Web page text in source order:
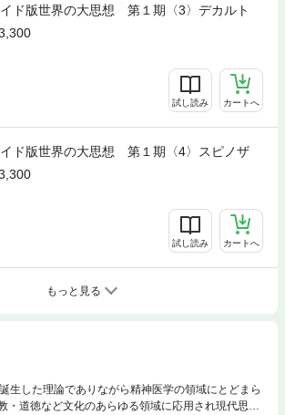
ド版世界の大思想 第１期〈3〉デカルト
試し読み カートへ
ド版世界の大思想 第１期〈4〉スピノザ
試し読み カートへ
もっと見る
生した理論でありながら精神医学の領域にとどまら
・道徳など文化のあらゆる領域に応用され現代思潮